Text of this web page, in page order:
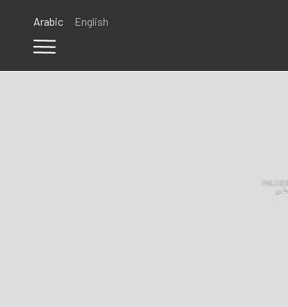
English
Arabic